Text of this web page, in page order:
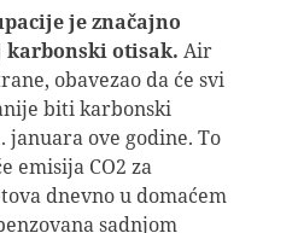
je značajno
karbonski otisak. Air
obavezao da će svi
biti karbonski
januara ove godine. To
emisija CO2 za
dnevno u domaćem
sadnjom